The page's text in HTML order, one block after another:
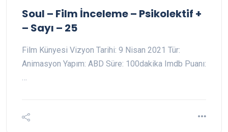
Soul – Film İnceleme – Psikolektif +
– Sayı – 25
Film Künyesi Vizyon Tarihi: 9 Nisan 2021 Tür:
Animasyon Yapım: ABD Süre: 100dakika Imdb Puanı:
…